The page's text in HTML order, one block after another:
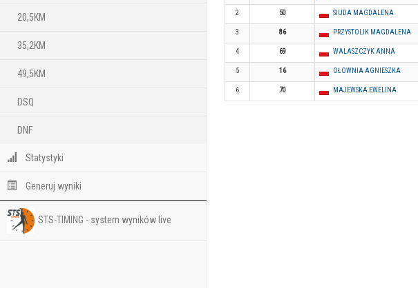
20,5KM
35,2KM
49,5KM
DSQ
DNF
Statystyki
Generuj wyniki
STS-TIMING - system wyników live
2 50 SIUDA MAGDALENA
3 86 PRZYSTOLIK MAGDALENA
4 69 WALASZCZYK ANNA
5 16 OŁOWNIA AGNIESZKA
6 70 MAJEWSKA EWELINA